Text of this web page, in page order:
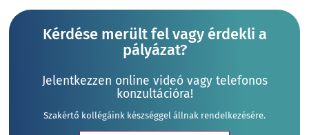
Kérdése merült fel vagy érdekli a
pályázat?
Jelentkezzen online videó vagy telefonos
konzultációra!
Szakértő kollégáink készséggel állnak rendelkezésére.